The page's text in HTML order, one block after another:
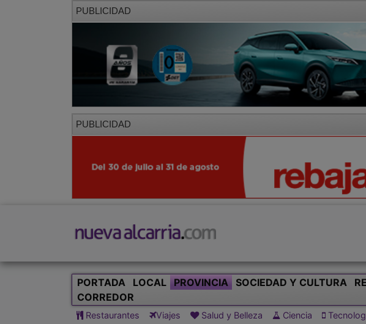
PUBLICIDAD
PUBLICIDAD
PORTADA LOCAL PROVINCIA SOCIEDAD Y CULTURA
CORREDOR
Restaurantes Viajes Salud y Belleza Ciencia